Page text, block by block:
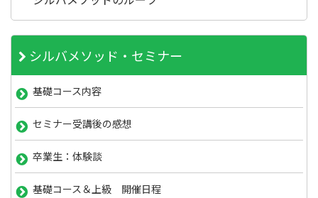
シルバメソッド・セミナー
基礎コース内容
セミナー受講後の感想
卒業生：体験談
基礎コース＆上級 開催日程